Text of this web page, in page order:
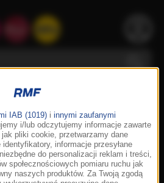
IAB (1019) i innymi zaufanymi
i/lub odczytujemy informacje zawarte
pliki cookie, przetwarzamy dane
informacje przesyłane
do personalizacji reklam i treści,
społecznościowych pomiaru ruchu jak
naszych produktów. Za Twoją zgodą